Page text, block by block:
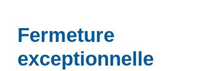
et d’animations
Fermeture
exceptionnelle